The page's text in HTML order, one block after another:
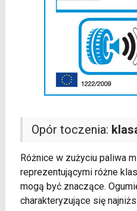
Opór toczenia:
Różnice w zużyciu paliwa
reprezentującymi różne
mogą być znaczące.
charakteryzujące się